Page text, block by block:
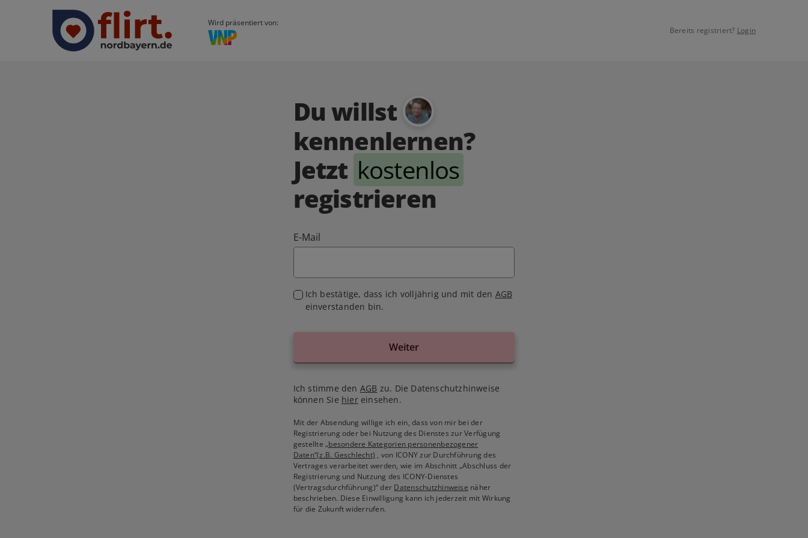
Wird präsentiert von:
Bereits registriert? Login
Du willst
kennenlernen?
Jetzt kostenlos
registrieren
E-Mail
Ich bestätige, dass ich volljährig und mit den AGB
einverstanden bin.
Weiter
Ich stimme den AGB zu. Die Datenschutzhinweise
können Sie hiereinsehen.
Mit der Absendung willige ich ein, dass von mir bei der
Registrierung oder bei Nutzung des Dienstes zur Verfügung
gestellte„besondere Kategorien personenbezogener
Daten“(z.B. Geschlecht) , von ICONY zur Durchführung des
Vertrages verarbeitet werden, wie im Abschnitt „Abschluss der
Registrierung und Nutzung des ICONY-Dienstes
(Vertragsdurchführung)“ der Datenschutzhinweise näher
beschrieben. Diese Einwilligung kann ich jederzeit mit Wirkung
für die Zukunft widerrufen.